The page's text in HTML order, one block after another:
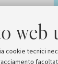
web
cookie tecnici